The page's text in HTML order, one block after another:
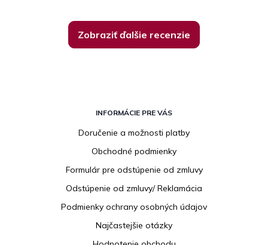
Zobraziť ďalšie recenzie
INFORMÁCIE PRE VÁS
Doručenie a možnosti platby
Obchodné podmienky
Formulár pre odstúpenie od zmluvy
Odstúpenie od zmluvy/ Reklamácia
Podmienky ochrany osobných údajov
Najčastejšie otázky